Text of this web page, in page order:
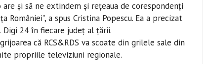
şi să ne extindem şi reţeaua de corespondenţi
a spus Cristina Popescu. Ea a precizat
Digi 24 în fiecare judeţ al ţării.
că RCS&RDS va scoate din grilele sale din
propriile televiziuni regionale.